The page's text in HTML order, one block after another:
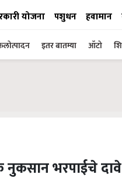
योजना पशुधन हवामान
इतर बातम्या ऑटो
नुकसान भरपाईचे